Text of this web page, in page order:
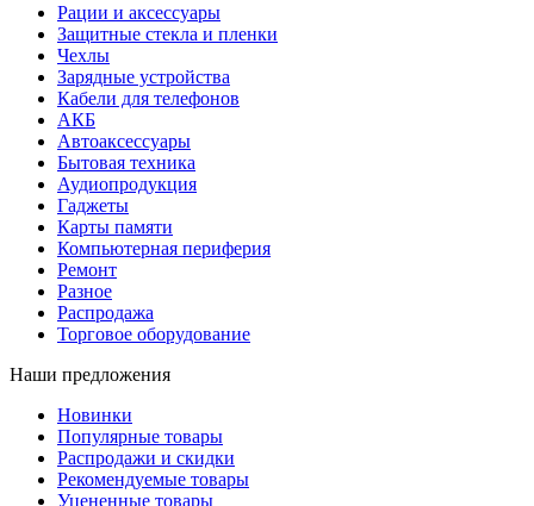
Рации и аксессуары
Защитные стекла и пленки
Чехлы
Зарядные устройства
Кабели для телефонов
АКБ
Автоаксессуары
Бытовая техника
Аудиопродукция
Гаджеты
Карты памяти
Компьютерная периферия
Ремонт
Разное
Распродажа
Торговое оборудование
Наши предложения
Новинки
Популярные товары
Распродажи и скидки
Рекомендуемые товары
Уцененные товары